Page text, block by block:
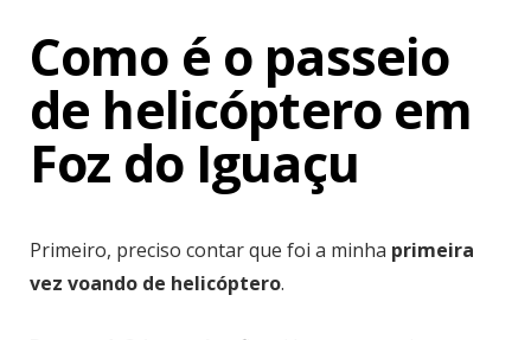
Como é o passeio
de helicóptero em
Foz do Iguaçu
Primeiro, preciso contar que foi a minha primeira
vez voando de helicóptero.